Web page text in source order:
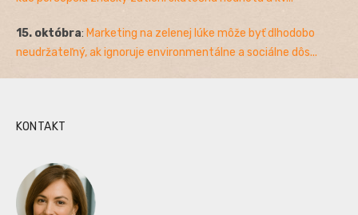
15. októbra: Marketing na zelenej lúke môže byť dlhodobo
neudržateľný, ak ignoruje environmentálne a sociálne dôs...
KONTAKT